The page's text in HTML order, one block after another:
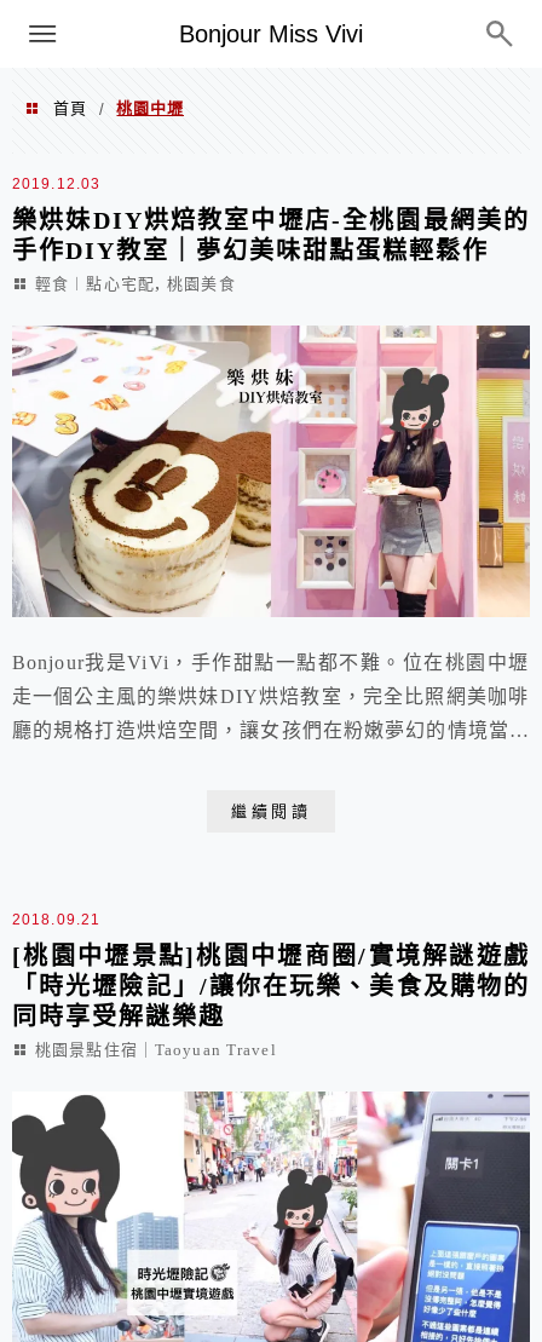
Bonjour Miss Vivi
選單
首頁 / 桃園中壢
桃園中壢
2019.12.03
樂烘妹DIY烘焙教室中壢店-全桃園最網美的
手作DIY教室｜夢幻美味甜點蛋糕輕鬆作
輕食︱點心宅配,桃園美食
Bonjour我是ViVi，手作甜點一點都不難。位在桃園中壢
走一個公主風的樂烘妹DIY烘焙教室，完全比照網美咖啡
廳的規格打造烘焙空間，讓女孩們在粉嫩夢幻的情境當個
繼續閱讀
2018.09.21
[桃園中壢景點]桃園中壢商圈/實境解謎遊戲
「時光壢險記」/讓你在玩樂、美食及購物的
同時享受解謎樂趣
桃園景點住宿｜Taoyuan Travel